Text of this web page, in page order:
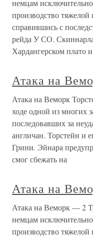
немцам
производство
справившись с
рейда У СО.
Хардангерском плато и
Атака на
Атака на Веморк
ходе одной из многих
последовавших за
англичан. Торстейн и
Грини. Эйнара
смог сбежать на
Атака на
Атака на Веморк — 2
немцам
производство